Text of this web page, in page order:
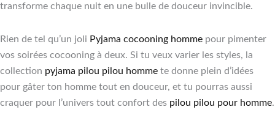
transforme chaque nuit en une bulle de douceur invincible.
Rien de tel qu’un joli Pyjama cocooning homme pour pimenter
vos soirées cocooning à deux. Si tu veux varier les styles, la
collection pyjama pilou pilou homme te donne plein d’idées
pour gâter ton homme tout en douceur, et tu pourras aussi
craquer pour l’univers tout confort des pilou pilou pour homme.